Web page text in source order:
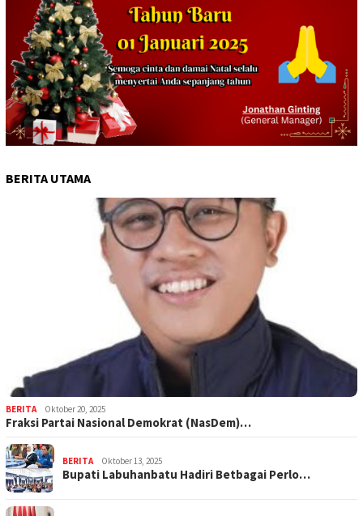
BERITA UTAMA
BERITA Oktober 20, 2025
Fraksi Partai Nasional Demokrat (NasDem)…
BERITA Oktober 13, 2025
Bupati Labuhanbatu Hadiri Betbagai Perlo…